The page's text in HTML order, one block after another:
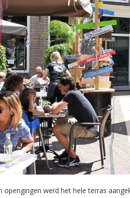
opengingen werd het hele terras